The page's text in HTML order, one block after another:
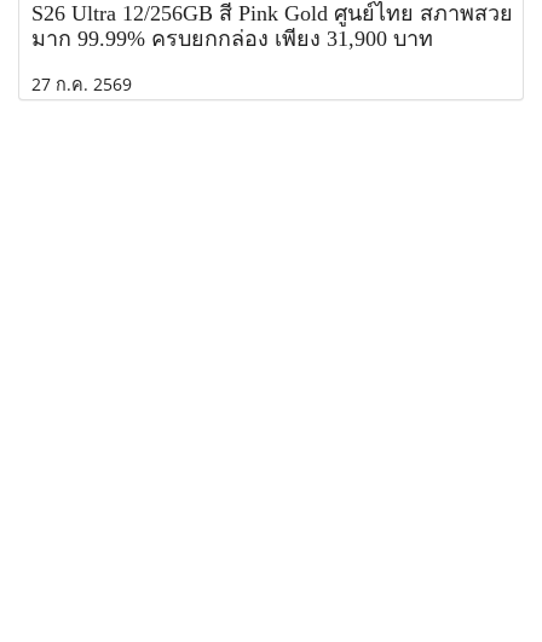
S26 Ultra 12/256GB สี Pink Gold ศูนย์ไทย สภาพสวย
มาก 99.99% ครบยกกล่อง เพียง 31,900 บาท
27 ก.ค. 2569